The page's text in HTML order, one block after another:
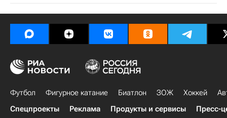
Футбол Фигурное катание Биатлон ЗОЖ Хоккей
Спецпроекты
Реклама Продукты и сервисы Пресс-